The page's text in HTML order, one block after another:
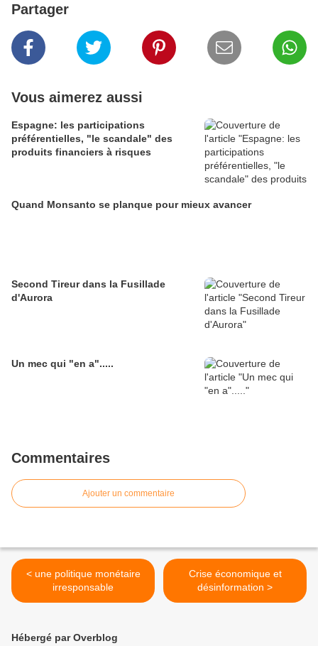
Partager
Vous aimerez aussi
Espagne: les participations
préférentielles, "le scandale" des
produits financiers à risques
Quand Monsanto se planque pour mieux avancer
Second Tireur dans la Fusillade
d'Aurora
Un mec qui "en a".....
Commentaires
Ajouter un commentaire
< une politique monétaire
irresponsable
Crise économique et
désinformation >
Hébergé par Overblog